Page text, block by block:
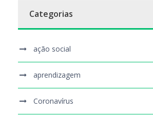
Categorias
ação social
aprendizagem
Coronavírus